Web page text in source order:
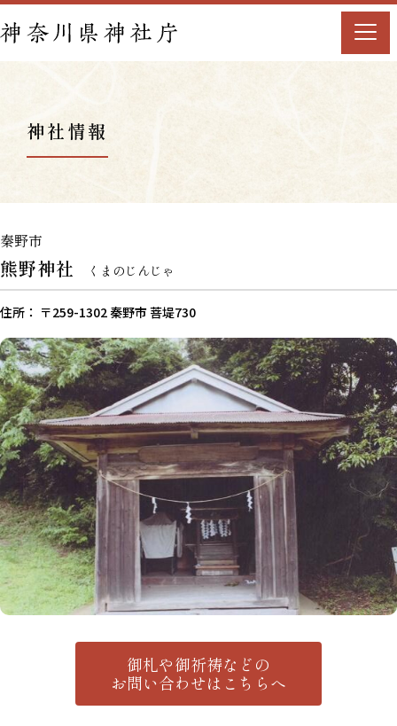
神社情報
秦野市
熊野神社 くまのじんじゃ
住所： 〒259-1302 秦野市 菩堤730
御札や御祈祷などの
お問い合わせはこちらへ